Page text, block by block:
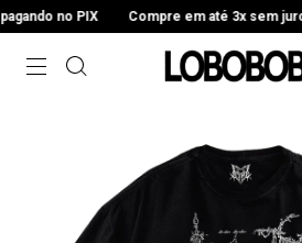
no PIX Compre em até 3x sem juros